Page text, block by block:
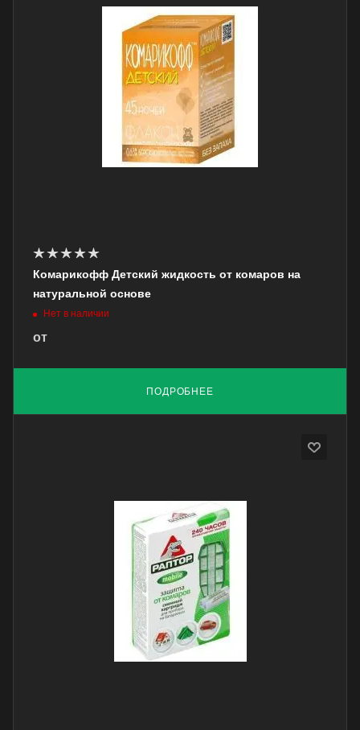
Комарикофф Детский жидкость от комаров на
натуральной основе
Нет в наличии
от
ПОДРОБНЕЕ